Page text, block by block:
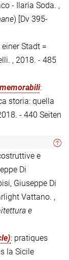
- Ilaria Soda. ,
) [Dv 395-
Stadt =
, 2018. - 485
:
storia: quella
- 440 Seiten
e
Di
Giuseppe Di
Vattano. ,
e
: pratiques
la Sicile